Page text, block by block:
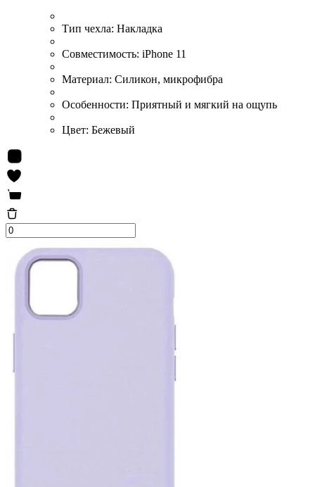
Тип чехла: Накладка
Совместимость: iPhone 11
Материал: Силикон, микрофибра
Особенности: Приятный и мягкий на ощупь
Цвет: Бежевый